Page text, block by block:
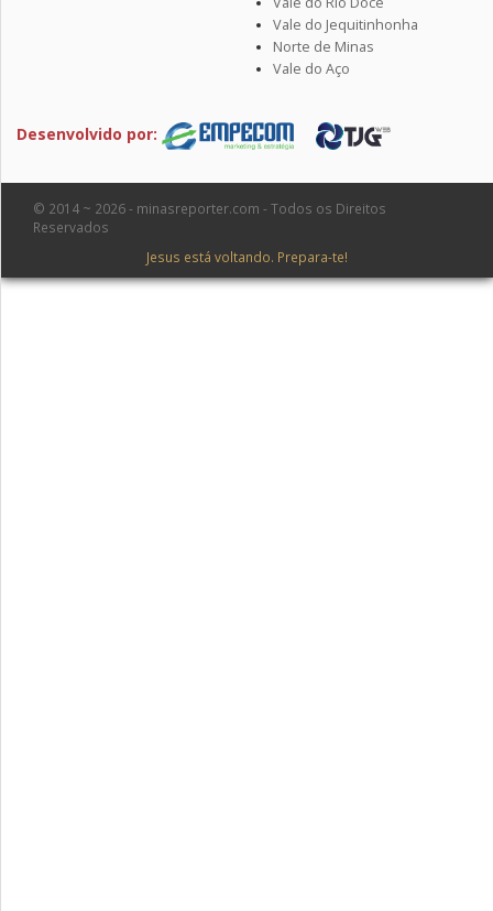
Vale do Jequitinhonha
Norte de Minas
Vale do Aço
Desenvolvido por:
© 2014 ~ 2026 - minasreporter.com - Todos os Direitos
Reservados
Jesus está voltando. Prepara-te!